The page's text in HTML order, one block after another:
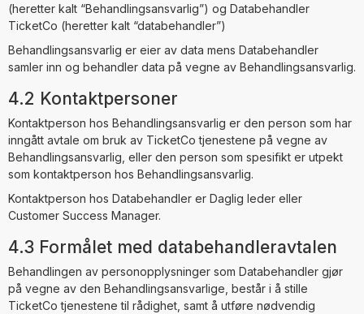
(heretter kalt “Behandlingsansvarlig”) og Databehandler
TicketCo (heretter kalt “databehandler”)
Behandlingsansvarlig er eier av data mens Databehandler
samler inn og behandler data på vegne av Behandlingsansvarlig.
4.2 Kontaktpersoner
Kontaktperson hos Behandlingsansvarlig er den person som har
inngått avtale om bruk av TicketCo tjenestene på vegne av
Behandlingsansvarlig, eller den person som spesifikt er utpekt
som kontaktperson hos Behandlingsansvarlig.
Kontaktperson hos Databehandler er Daglig leder eller
Customer Success Manager.
4.3 Formålet med databehandleravtalen
Behandlingen av personopplysninger som Databehandler gjør
på vegne av den Behandlingsansvarlige, består i å stille
TicketCo tjenestene til rådighet, samt å utføre nødvendig